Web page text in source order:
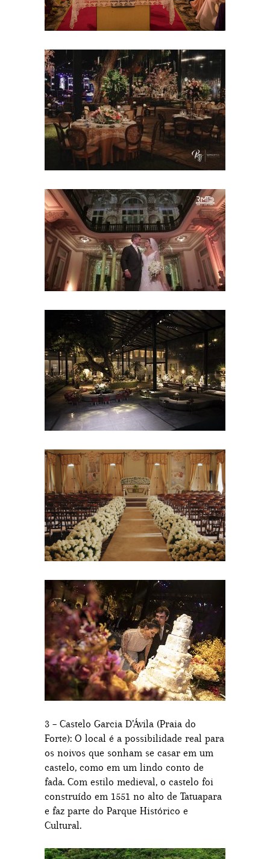
3 – Castelo Garcia D’Ávila (Praia do
Forte): O local é a possibilidade real para
os noivos que sonham se casar em um
castelo, como em um lindo conto de
fada. Com estilo medieval, o castelo foi
construído em 1551 no alto de Tatuapara
e faz parte do Parque Histórico e
Cultural.